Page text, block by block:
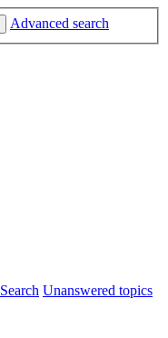
Advanced search
Search Unanswered topics